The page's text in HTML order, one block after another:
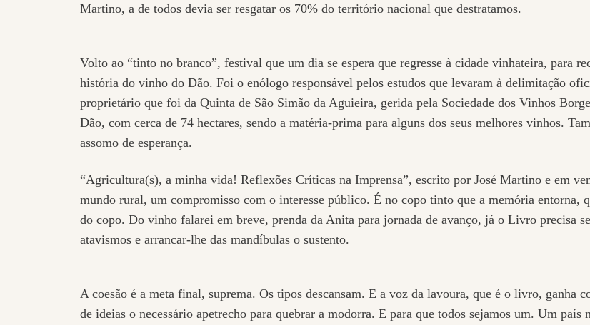
Martino, a de todos devia ser resgatar os 70% do território nacional que destratamos.
Volto ao “tinto no branco”, festival que um dia se espera que regresse à cidade vinhateira, para
história do vinho do Dão. Foi o enólogo responsável pelos estudos que levaram à delimitação
proprietário que foi da Quinta de São Simão da Aguieira, gerida pela Sociedade dos Vinhos
Dão, com cerca de 74 hectares, sendo a matéria-prima para alguns dos seus melhores vinhos.
assomo de esperança.
“Agricultura(s), a minha vida! Reflexões Críticas na Imprensa”, escrito por José Martino e em
mundo rural, um compromisso com o interesse público. É no copo tinto que a memória entorna,
do copo. Do vinho falarei em breve, prenda da Anita para jornada de avanço, já o Livro precisa
atavismos e arrancar-lhe das mandíbulas o sustento.
A coesão é a meta final, suprema. Os tipos descansam. E a voz da lavoura, que é o livro, ganha
de ideias o necessário apetrecho para quebrar a modorra. E para que todos sejamos um. Um